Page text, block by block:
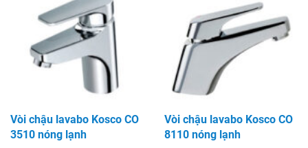
Vòi chậu lavabo Kosco CO
3510 nóng lạnh
Vòi chậu lavabo Kosco CO
8110 nóng lạnh